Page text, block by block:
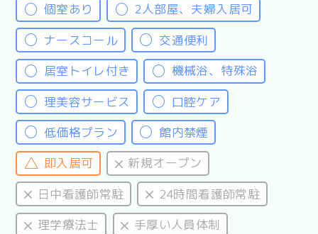
個室あり
2人部屋、夫婦入居可
ナースコール
交通便利
居室トイレ付き
機械浴、特殊浴
理美容サービス
口腔ケア
低価格プラン
館内禁煙
即入居可
新規オープン
日中看護師常駐
24時間看護師常駐
理学療法士
手厚い人員体制